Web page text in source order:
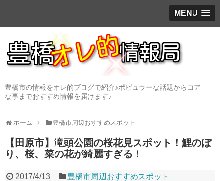
MENU
豊橋市の情報をオレ的ブログで紹介♪ポピュラーな話題からコア
な事までおすすめ情報を届けます♪
ホーム 豊橋市周辺おすすめスポット
【田原市】滝頭公園の桜花見スポット！鯉のぼ
り、桜、菜の花が綺麗すぎる！
2017/4/13 豊橋市周辺おすすめスポット